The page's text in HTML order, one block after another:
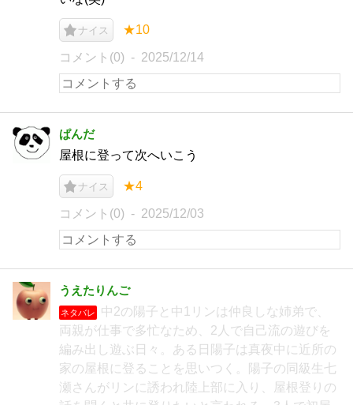
ナイス ★10
コメント(0) 2025/12/14
ぱんだ
屋根に登って次へいこう
ナイス ★4
コメント(0) 2025/12/03
うえたりんご
ネタバレ
中2の陽子と中1リンは仲良しな姉弟で、
両親が仕事で多忙なため、2人で自己流の遊びを
編み出し遊ぶ日々。ある日陽子は真夜中に近所の
家の屋根に登ることを思いつく。陽子の同級生七
瀬さんがリンに誘われ陸上部に入り、屋根登りの